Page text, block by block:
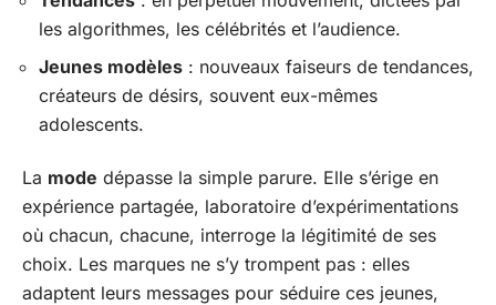
les algorithmes, les célébrités et l’audience.
Jeunes modèles : nouveaux faiseurs de tendances,
créateurs de désirs, souvent eux-mêmes
adolescents.
La mode dépasse la simple parure. Elle s’érige en
expérience partagée, laboratoire d’expérimentations
où chacun, chacune, interroge la légitimité de ses
choix. Les marques ne s’y trompent pas : elles
adaptent leurs messages pour séduire ces jeunes,